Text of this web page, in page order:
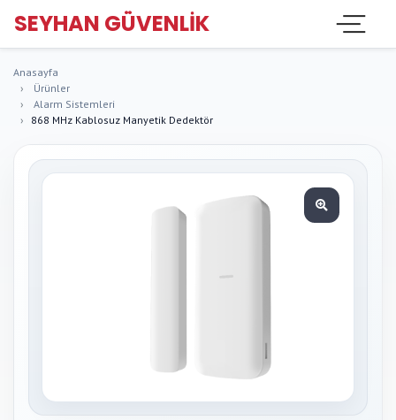
SEYHAN GÜVENLIK
Anasayfa
Ürünler
Alarm Sistemleri
868 MHz Kablosuz Manyetik Dedektör